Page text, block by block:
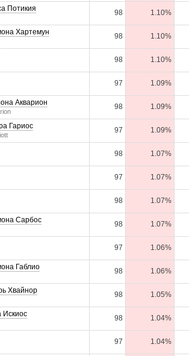
Потикия 98 1.10%
Хартемун 98 1.10%
98 1.10%
97 1.09%
Акварион 98 1.09%
Гариос 97 1.09%
98 1.07%
97 1.07%
98 1.07%
Сарбос 98 1.07%
97 1.06%
Габлио 98 1.06%
Хвайнор 98 1.05%
Искиос 98 1.04%
97 1.04%